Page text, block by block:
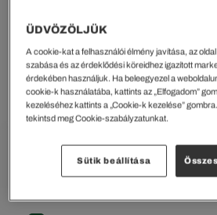
ÜDVÖZÖLJÜK
A cookie-kat a felhasználói élmény javítása, az
szabása és az érdeklődési köreidhez igazított
érdekében használjuk. Ha beleegyezel a
cookie-k használatába, kattints az „Elfogadom”
kezeléséhez kattints a „Cookie-k kezelése”
tekintsd meg Cookie-szabályzatunkat.
Sütik beállítása